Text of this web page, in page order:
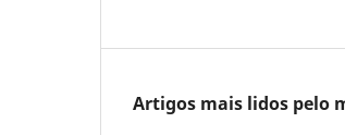
Artigos mais lidos pelo